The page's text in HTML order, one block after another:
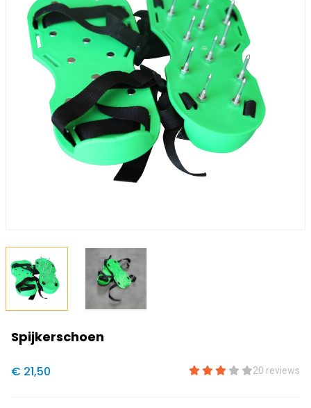
Spijkerschoen
€ 21,50 20 reviews